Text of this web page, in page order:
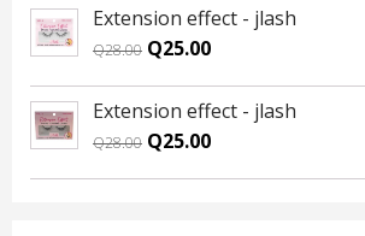
was:
Q59.00.
is:
Q55.00.
Extension effect - jlash
Q28.00 Original
was:
Q28.00.
Q25.00Current
is:
Q25.00.
Extension effect - jlash
Q28.00 Original
Q25.00Current